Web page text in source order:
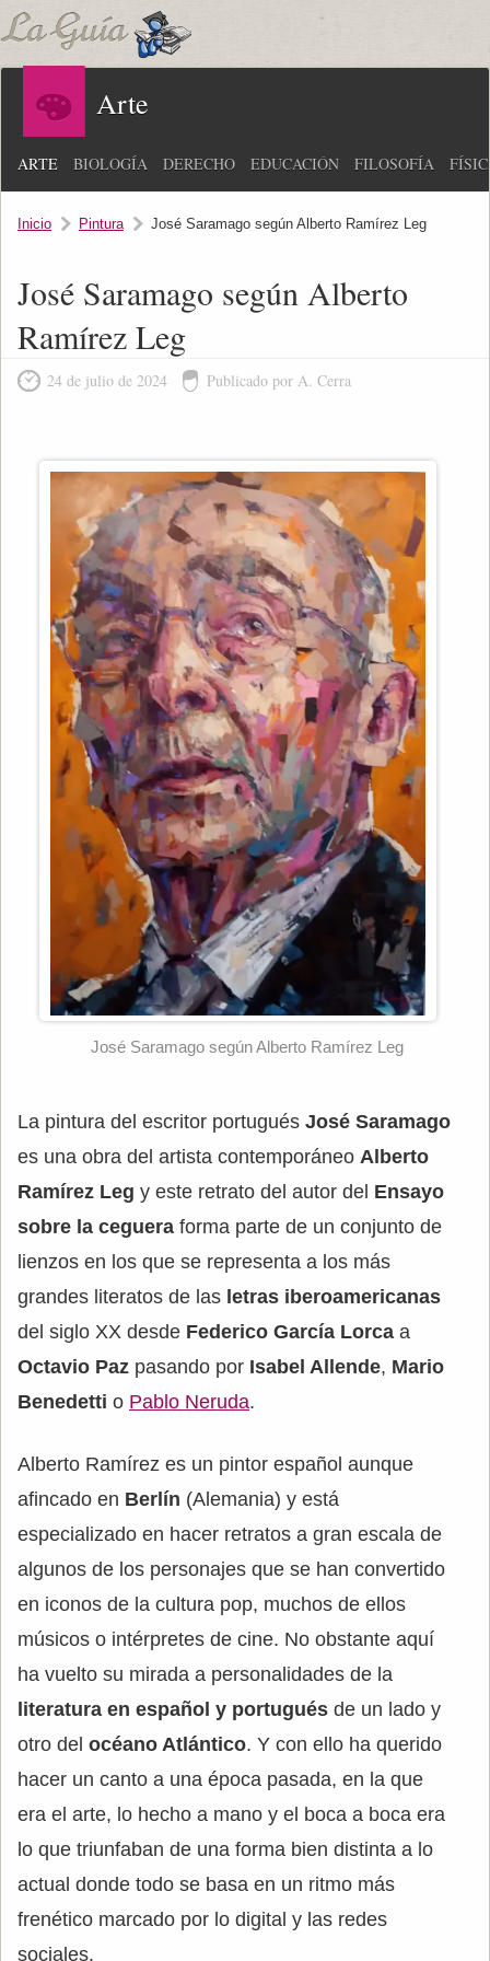
Arte
ARTE BIOLOGÍA DERECHO EDUCACIÓN FILOSOFÍA
Inicio Pintura José Saramago según Alberto Ramírez Leg
José Saramago según Alberto
Ramírez Leg
24 de julio de 2024 Publicado por A. Cerra
José Saramago según Alberto Ramírez Leg
La pintura del escritor portugués José Saramago
es una obra del artista contemporáneo Alberto
Ramírez Leg y este retrato del autor del Ensayo
sobre la ceguera forma parte de un conjunto de
lienzos en los que se representa a los más
grandes literatos de las letras iberoamericanas
del siglo XX desde Federico García Lorca a
Octavio Paz pasando por Isabel Allende, Mario
Benedetti o Pablo Neruda.
Alberto Ramírez es un pintor español aunque
afincado en Berlín (Alemania) y está
especializado en hacer retratos a gran escala de
algunos de los personajes que se han convertido
en iconos de la cultura pop, muchos de ellos
músicos o intérpretes de cine. No obstante aquí
ha vuelto su mirada a personalidades de la
literatura en español y portugués de un lado y
otro del océano Atlántico. Y con ello ha querido
hacer un canto a una época pasada, en la que
era el arte, lo hecho a mano y el boca a boca era
lo que triunfaban de una forma bien distinta a lo
actual donde todo se basa en un ritmo más
frenético marcado por lo digital y las redes
sociales.